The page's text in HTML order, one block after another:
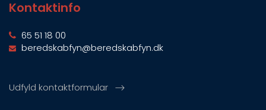
Kontaktinfo
65 51 18 00
beredskabfyn@beredskabfyn.dk
Udfyld kontaktformular